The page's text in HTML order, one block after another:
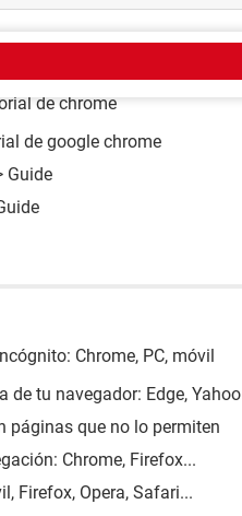
de chrome
de google chrome
Guide
Chrome, PC, móvil
de tu navegador: Edge, Yahoo
páginas que no lo permiten
Chrome, Firefox...
Firefox, Opera, Safari...